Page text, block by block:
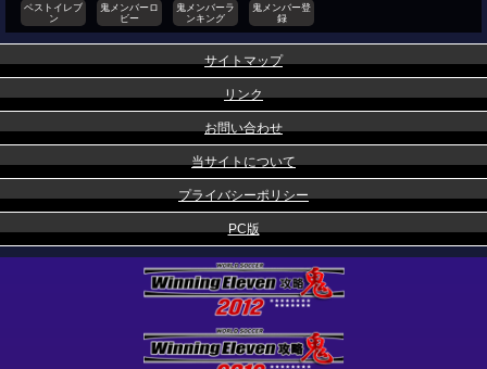
ベストイレブ
ン
鬼メンバーロ
ビー
鬼メンバーラ
ンキング
鬼メンバー登
録
サイトマップ
リンク
お問い合わせ
当サイトについて
プライバシーポリシー
PC版